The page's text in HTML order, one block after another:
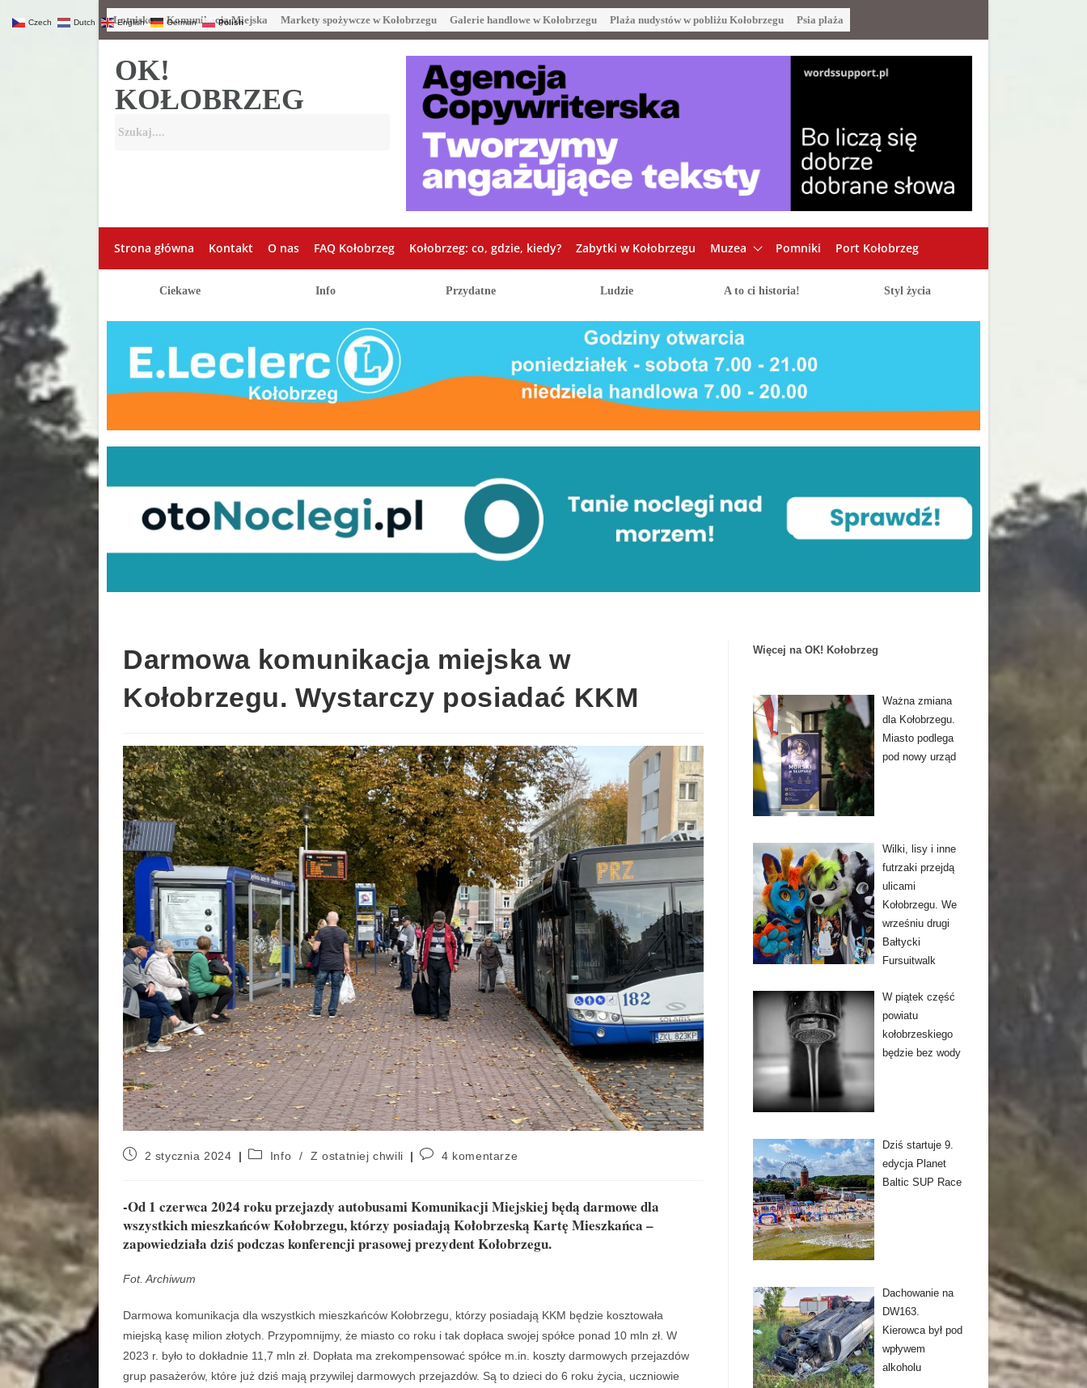
Lotnisko Komunikacja Miejska Markety spożywcze w Kołobrzegu Galerie handlowe w Kołobrzegu Plaża nudystów w pobliżu Kołobrzegu Psia plaża
OK!
KOŁOBRZEG
Strona główna Kontakt O nas FAQ Kołobrzeg Kołobrzeg: co, gdzie, kiedy? Zabytki w Kołobrzegu Muzea Pomniki Port Kołobrzeg
Ciekawe Info Przydatne Ludzie A to ci historia! Styl życia
Darmowa komunikacja miejska w
Kołobrzegu. Wystarczy posiadać KKM
2 stycznia 2024 Info / Z ostatniej chwili 4 komentarze
-Od 1 czerwca 2024 roku przejazdy autobusami Komunikacji Miejskiej będą darmowe dla
wszystkich mieszkańców Kołobrzegu, którzy posiadają Kołobrzeską Kartę Mieszkańca –
zapowiedziała dziś podczas konferencji prasowej prezydent Kołobrzegu.
Fot. Archiwum
Darmowa komunikacja dla wszystkich mieszkańców Kołobrzegu, którzy posiadają KKM będzie kosztowała
miejską kasę milion złotych. Przypomnijmy, że miasto co roku i tak dopłaca swojej spółce ponad 10 mln zł. W
2023 r. było to dokładnie 11,7 mln zł. Dopłata ma zrekompensować spółce m.in. koszty darmowych przejazdów
grup pasażerów, które już dziś mają przywilej darmowych przejazdów. Są to dzieci do 6 roku życia, uczniowie
Więcej na OK! Kołobrzeg
Ważna zmiana
dla Kołobrzegu.
Miasto podlega
pod nowy urząd
Wilki, lisy i inne
futrzaki przejdą
ulicami
Kołobrzegu. We
wrześniu drugi
Bałtycki
Fursuitwalk
W piątek część
powiatu
kołobrzeskiego
będzie bez wody
Dziś startuje 9.
edycja Planet
Baltic SUP Race
Dachowanie na
DW163.
Kierowca był pod
wpływem
alkoholu
Czech Dutch English German Polish